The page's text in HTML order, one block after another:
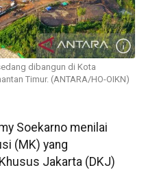
dibangun di Kota
Timur. (ANTARA/HO-OIKN)
Soekarno menilai
(MK) yang
Jakarta (DKJ)